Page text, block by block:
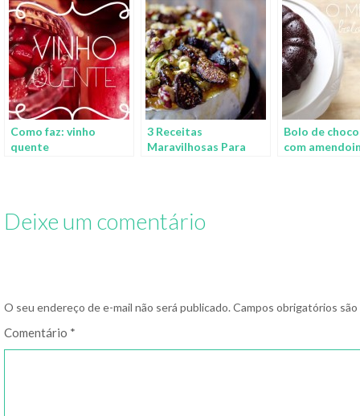
Como faz: vinho
quente
3 Receitas
Maravilhosas Para
Bolo de
com
Deixe um comentário
O seu endereço de e-mail não será publicado. Campos obrigatórios
Comentário *